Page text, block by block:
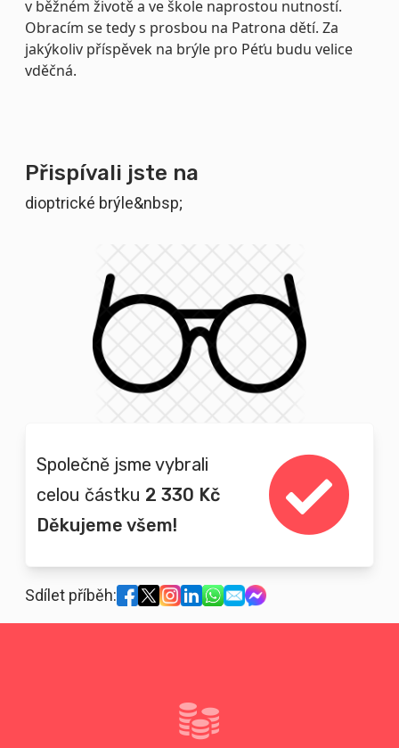
Přispívali jste na
dioptrické brýle&nbsp;
Společně jsme vybrali
celou částku 2 330 Kč
Děkujeme všem!
Sdílet příběh:
v běžném životě a ve škole naprostou nutností.
Obracím se tedy s prosbou na Patrona dětí. Za
jakýkoliv příspěvek na brýle pro Péťu budu velice
vděčná.